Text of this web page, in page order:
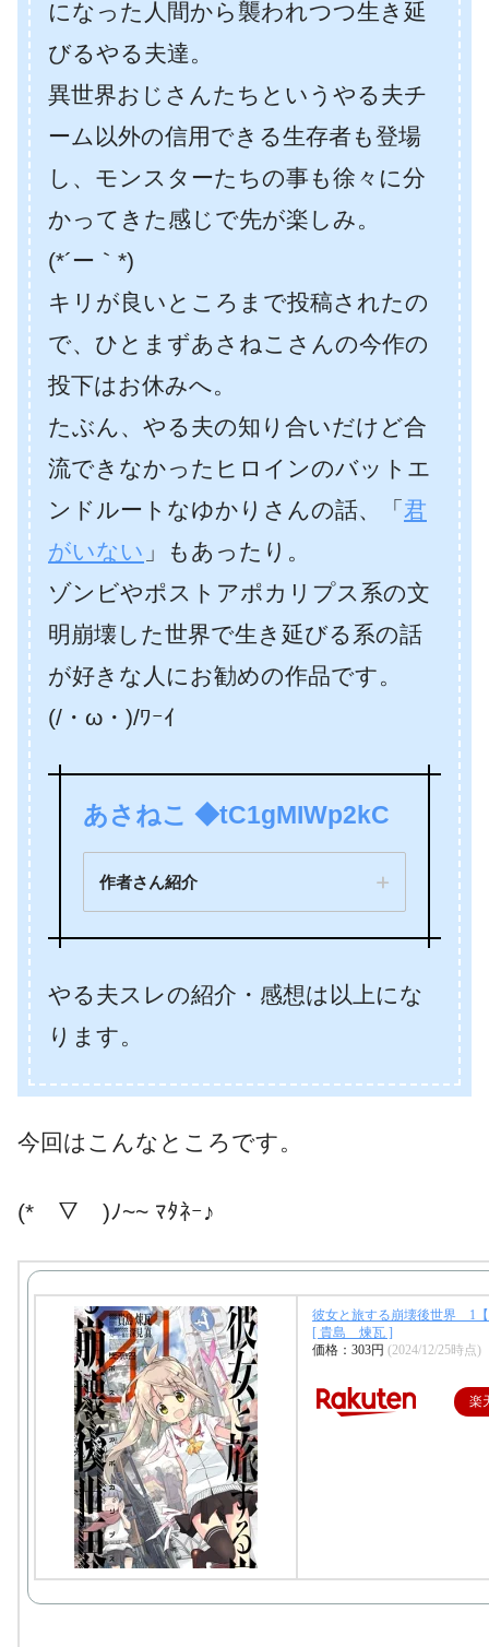
になった人間から襲われつつ生き延
びるやる夫達。
異世界おじさんたちというやる夫チ
ーム以外の信用できる生存者も登場
し、モンスターたちの事も徐々に分
かってきた感じで先が楽しみ。
(*´ー｀*)
キリが良いところまで投稿されたの
で、ひとまずあさねこさんの今作の
投下はお休みへ。
たぶん、やる夫の知り合いだけど合
流できなかったヒロインのバットエ
ンドルートなゆかりさんの話、「 君
がいない 」もあったり。
ゾンビやポストアポカリプス系の文
明崩壊した世界で生き延びる系の話
が好きな人にお勧めの作品です。
(/・ω・)/ﾜｰｲ
あさねこ ◆tC1gMIWp2kC
作者さん紹介
やる夫スレの紹介・感想は以上にな
ります。
今回はこんなところです。
(*￣▽￣)ﾉ~~ ﾏﾀﾈｰ♪
彼女と旅する崩壊後世界 1
[ 貴島 煉瓦 ]
価格：303円 (2024/12/25時点)
楽